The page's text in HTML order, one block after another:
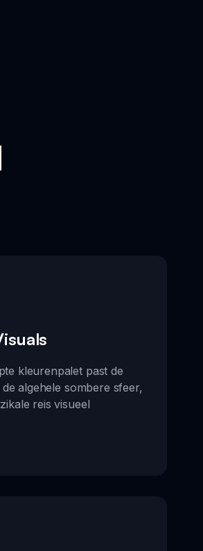
kleurenpalet past de
algehele sombere sfeer,
reis visueel